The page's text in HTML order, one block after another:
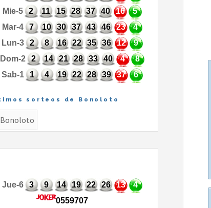
sorteos de Bonoloto
Mie-5
2 11 15 28 37 40 16
5
Mar-4
7 10 30 37 43 46 23
4
Lun-3
2 8 16 22 35 36 12
9
Dom-2
2 14 21 28 33 40 4
8
Sab-1
1 4 19 22 28 39 37 6
Jue-6 3 9 14 19 22 26 13
4
0559707